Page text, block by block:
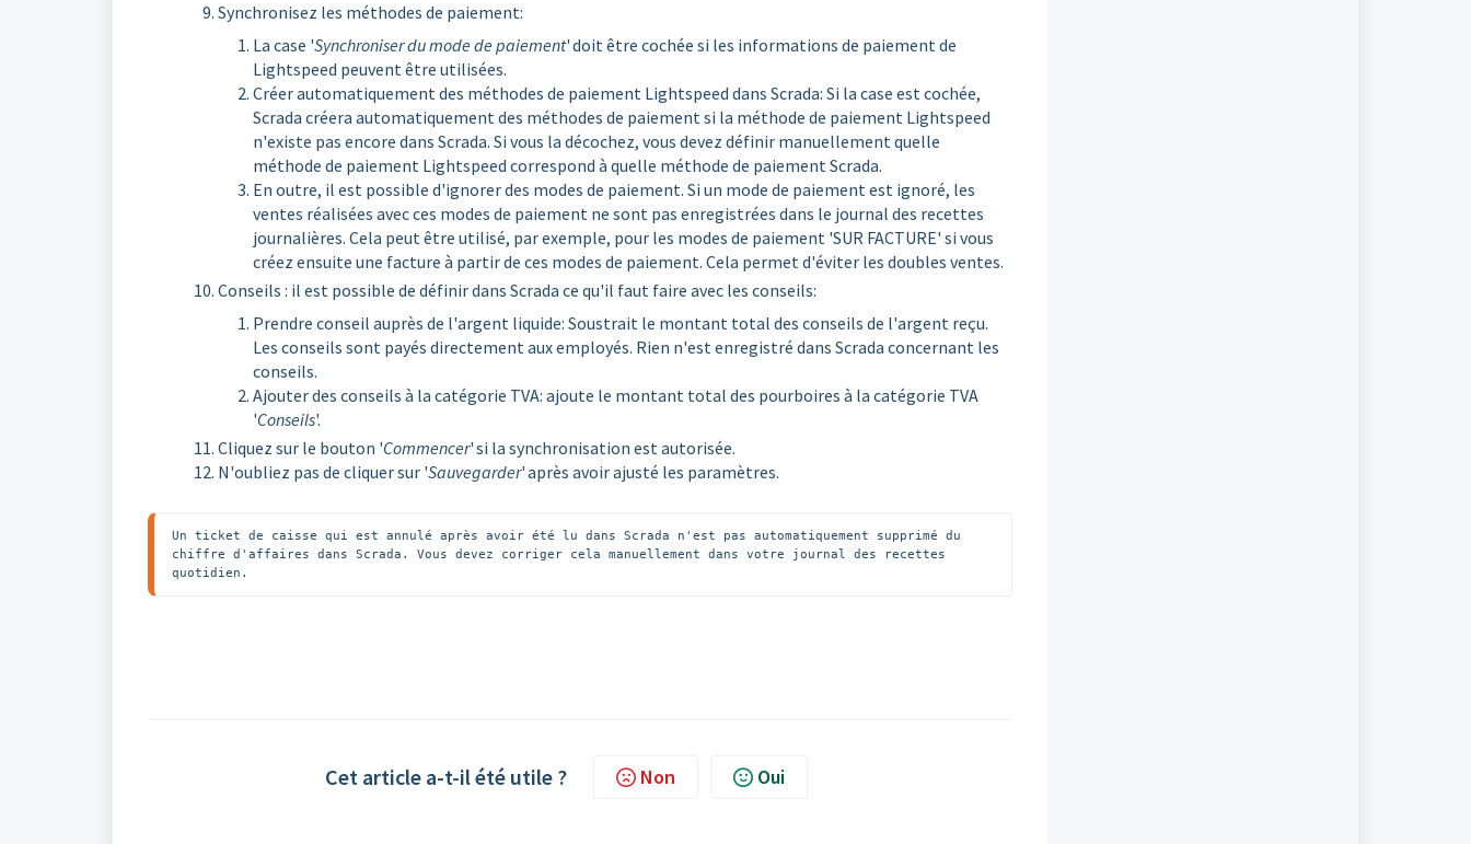
Synchronisez les méthodes de paiement:
La case 'Synchroniser du mode de paiement' doit être cochée si les informations de paiement de
Lightspeed peuvent être utilisées.
Créer automatiquement des méthodes de paiement Lightspeed dans Scrada: Si la case est cochée,
Scrada créera automatiquement des méthodes de paiement si la méthode de paiement Lightspeed
n'existe pas encore dans Scrada. Si vous la décochez, vous devez définir manuellement quelle
méthode de paiement Lightspeed correspond à quelle méthode de paiement Scrada.
En outre, il est possible d'ignorer des modes de paiement. Si un mode de paiement est ignoré, les
ventes réalisées avec ces modes de paiement ne sont pas enregistrées dans le journal des recettes
journalières. Cela peut être utilisé, par exemple, pour les modes de paiement 'SUR FACTURE' si vous
créez ensuite une facture à partir de ces modes de paiement. Cela permet d'éviter les doubles ventes.
Conseils : il est possible de définir dans Scrada ce qu'il faut faire avec les conseils:
Prendre conseil auprès de l'argent liquide: Soustrait le montant total des conseils de l'argent reçu.
Les conseils sont payés directement aux employés. Rien n'est enregistré dans Scrada concernant les
conseils.
Ajouter des conseils à la catégorie TVA: ajoute le montant total des pourboires à la catégorie TVA
'Conseils'.
Cliquez sur le bouton 'Commencer' si la synchronisation est autorisée.
N'oubliez pas de cliquer sur 'Sauvegarder' après avoir ajusté les paramètres.
Un ticket de caisse qui est annulé après avoir été lu dans Scrada n'est pas automatiquement supprimé du
chiffre d'affaires dans Scrada. Vous devez corriger cela manuellement dans votre journal des recettes
quotidien.
Cet article a-t-il été utile ? Non Oui